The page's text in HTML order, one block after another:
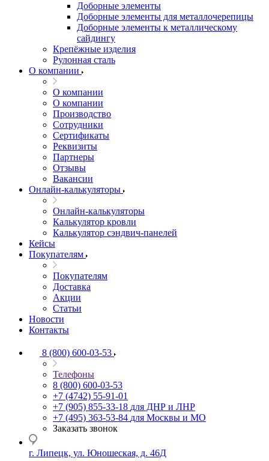
Доборные элементы
Доборные элементы для металлочерепицы
Доборные элементы к металлическому
сайдингу
Крепёжные изделия
Рулонная сталь
О компании
О компании
О компании
Производство
Сотрудники
Сертификаты
Реквизиты
Партнеры
Отзывы
Вакансии
Онлайн-калькуляторы
Онлайн-калькуляторы
Калькулятор кровли
Калькулятор сэндвич-панелей
Кейсы
Покупателям
Покупателям
Доставка
Акции
Статьи
Новости
Контакты
8 (800) 600-03-53
Телефоны
8 (800) 600-03-53
+7 (4742) 55-91-01
+7 (905) 855-33-18 для ДНР и ЛНР
+7 (495) 363-53-84 для Москвы и МО
Заказать звонок
г. Липецк, ул. Юношеская, д. 46Д